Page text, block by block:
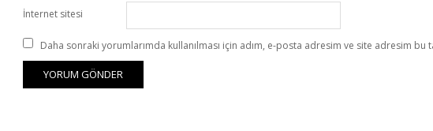
İnternet sitesi
Daha sonraki yorumlarımda kullanılması için adım, e-posta adresim ve site adresim bu